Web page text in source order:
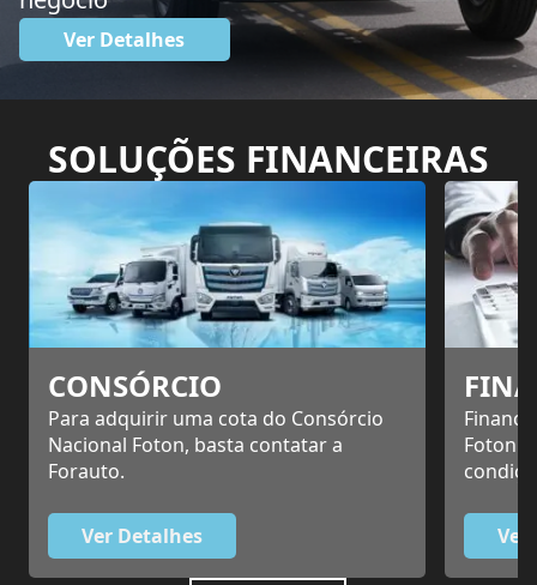
Ver Detalhes
SOLUÇÕES FINANCEIRAS
CONSÓRCIO
Para adquirir uma cota do Consórcio
Nacional Foton, basta contatar a
Forauto.
Ver Detalhes
Foton.
Ver